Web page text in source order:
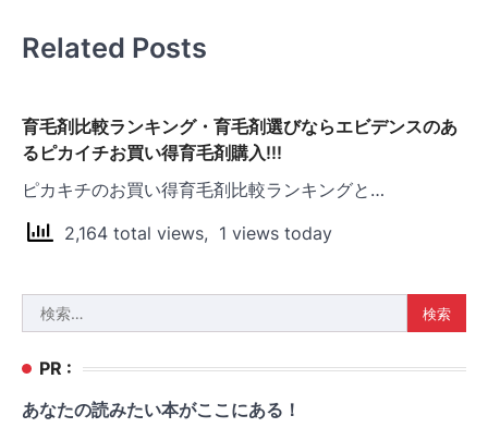
ー
ョ
ン
Related Posts
育毛剤比較ランキング・育毛剤選びならエビデンスのあ
るピカイチお買い得育毛剤購入!!!
ピカキチのお買い得育毛剤比較ランキングと…
2,164 total views, 1 views today
索:
PR :
あなたの読みたい本がここにある！